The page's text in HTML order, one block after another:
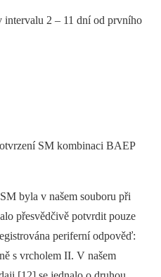
intervalu 2 –⁠ 11 dní od prvního
SM kombinaci BAEP
byla v našem souboru při
přesvědčivě potvrdit pouze
periferní odpověď:
s vrcholem II. V našem